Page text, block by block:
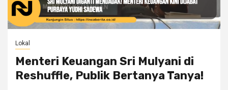
Lokal
Menteri Keuangan Sri Mulyani di
Reshuffle, Publik Bertanya Tanya!